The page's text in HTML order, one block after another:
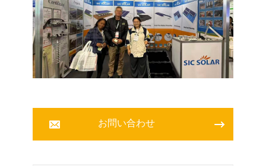
お問い合わせ